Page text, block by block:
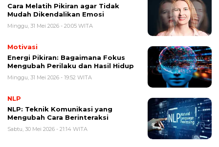
Cara Melatih Pikiran agar Tidak
Mudah Dikendalikan Emosi
Minggu, 31 Mei 2026 - 20:05 WITA
Motivasi
Energi Pikiran: Bagaimana Fokus
Mengubah Perilaku dan Hasil Hidup
Minggu, 31 Mei 2026 - 19:52 WITA
NLP
NLP: Teknik Komunikasi yang
Mengubah Cara Berinteraksi
Sabtu, 30 Mei 2026 - 21:14 WITA